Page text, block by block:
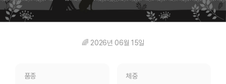
🌈 2026년 06월 15일
품종 체중